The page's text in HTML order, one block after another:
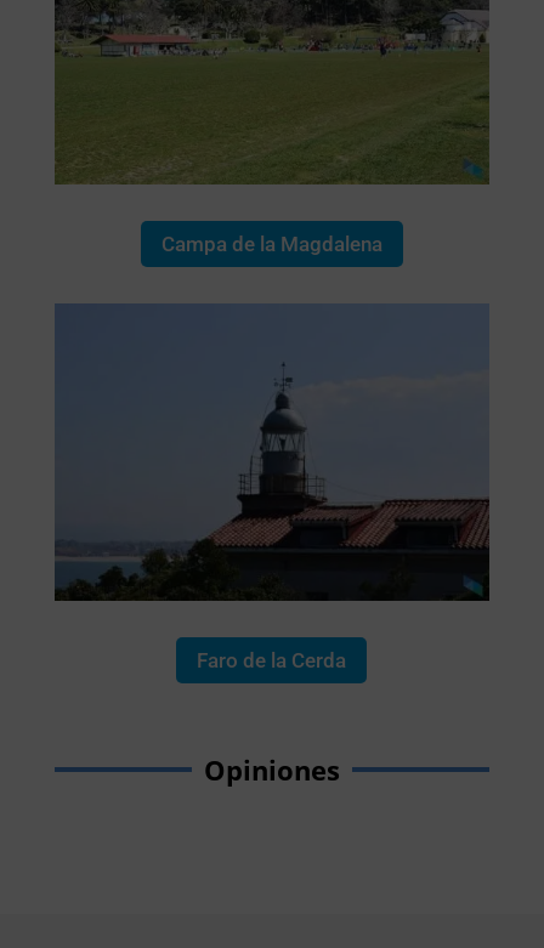
Campa de la Magdalena
Faro de la Cerda
Opiniones